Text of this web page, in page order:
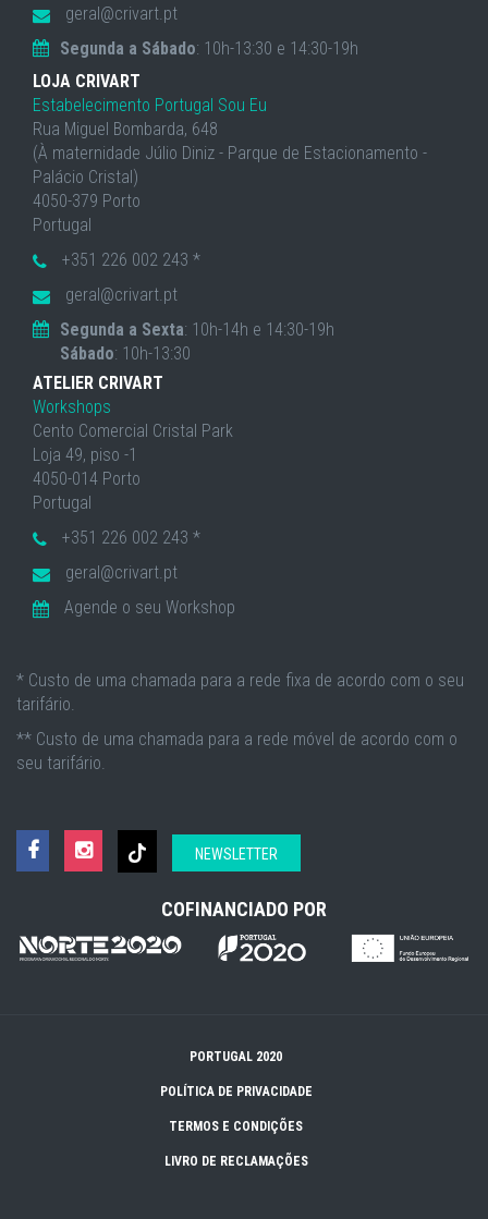
geral@crivart.pt
Segunda a Sábado: 10h-13:30 e 14:30-19h
LOJA CRIVART
Estabelecimento Portugal Sou Eu
Rua Miguel Bombarda, 648
(À maternidade Júlio Diniz - Parque de Estacionamento -
Palácio Cristal)
4050-379 Porto
Portugal
+351 226 002 243 *
geral@crivart.pt
Segunda a Sexta: 10h-14h e 14:30-19h
Sábado: 10h-13:30
ATELIER CRIVART
Workshops
Cento Comercial Cristal Park
Loja 49, piso -1
4050-014 Porto
Portugal
+351 226 002 243 *
geral@crivart.pt
Agende o seu Workshop
* Custo de uma chamada para a rede fixa de acordo com o seu
tarifário.
** Custo de uma chamada para a rede móvel de acordo com o
seu tarifário.
NEWSLETTER
COFINANCIADO POR
PORTUGAL 2020
POLÍTICA DE PRIVACIDADE
TERMOS E CONDIÇÕES
LIVRO DE RECLAMAÇÕES